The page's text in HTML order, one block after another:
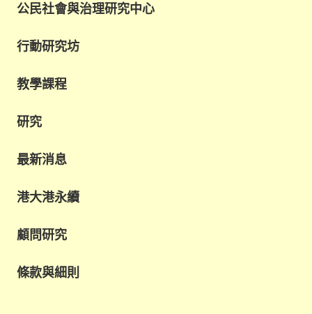
公民社會與治理研究中心
行動研究坊
教學課程
研究
最新消息
港大港永續
顧問研究
條款與細則